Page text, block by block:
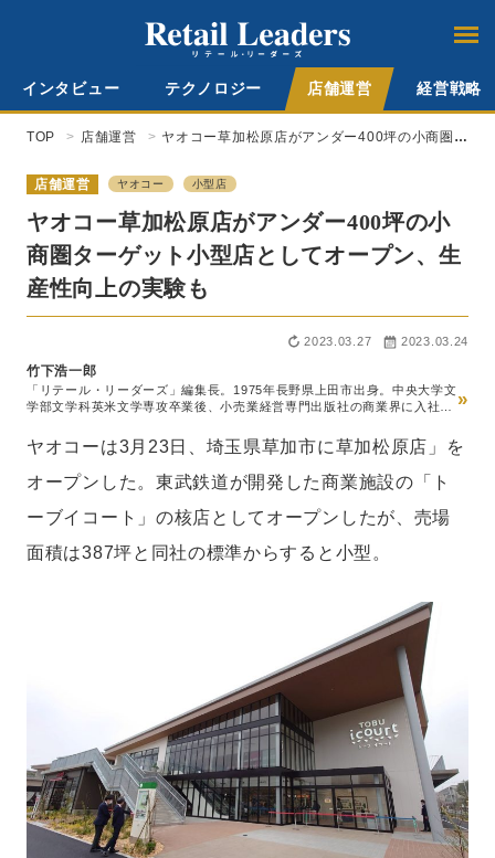
インタビュー テクノロジー 店舗運営 経営戦略
TOP 店舗運営
ヤオコー草加松原店がアンダー400坪の小商圏タ
実験も
店舗運営 ヤオコー 小型店
ヤオコー草加松原店がアンダー400坪の小
商圏ターゲット小型店としてオープン、生
産性向上の実験も
2023.03.27 2023.03.24
竹下浩一郎
「リテール・リーダーズ」編集長。1975年長野県上田市出身。中央大学文
学部文学科英米文学専攻卒業後、小売業経営専門出版社の商業界に入社。
専門誌『販売革新』編集部を経て2014年『食品商業』編集長就任。この
間、世界最大級の食品見本市SIALパリの新商品国際審査員などを務める。
20年5月ロコガイド入社、『リテールガイド』の創刊編集長就任。24年10
月、メディアの『リテール・リーダーズ』へのリニューアルに伴い、同編
集長就任。一般社団法人日本惣菜協会『中食2030』（ダイヤモンド社）
「スーパーマーケットにおける中食の未来」執筆の他、コーネル大学リテ
ットGood Action Initiatives推薦委員なども務める。ファイナンス修士
»
ヤオコーは3月23日、埼玉県草加市に草加松原店」を
オープンした。東武鉄道が開発した商業施設の「ト
ーブイコート」の核店としてオープンしたが、売場
面積は387坪と同社の標準からすると小型。